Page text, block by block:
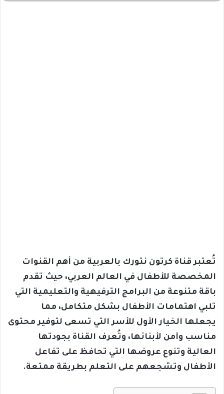
تُعتبر قناة كرتون نتورك بالعربية من أهم القنوات
المخصصة للأطفال في العالم العربي، حيث تقدم
باقة متنوعة من البرامج الترفيهية والتعليمية التي
تلبي اهتمامات الأطفال بشكل متكامل، مما
يجعلها الخيار الأول للأسر التي تسعى لتوفير محتوى
مناسب وآمن لأبنائها، وتُعرف القناة بجودتها
العالية وتنوع عروضها التي تحافظ على تفاعل
الأطفال وتشجعهم على التعلم بطريقة ممتعة.